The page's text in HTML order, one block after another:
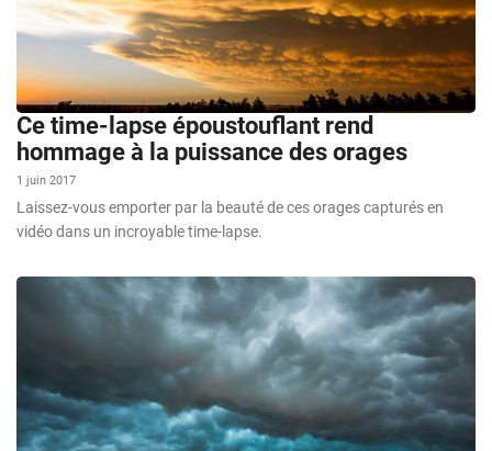
Ce time-lapse époustouflant rend
hommage à la puissance des orages
1 juin 2017
Laissez-vous emporter par la beauté de ces orages capturés en
vidéo dans un incroyable time-lapse.